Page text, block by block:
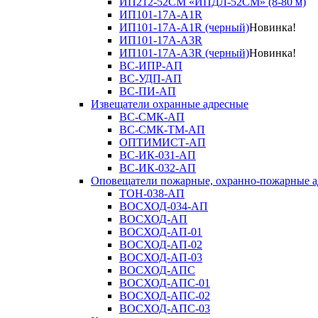
ИП101-17А-A1R
ИП101-17А-A1R (черный)Новинка!
ИП101-17А-A3R
ИП101-17А-A3R (черный)Новинка!
ВС-ИПР-АП
ВС-УДП-АП
ВС-ПИ-АП
Извещатели охранные адресные
ВС-СМК-АП
ВС-СМК-ТМ-АП
ОПТИМИСТ-АП
ВС-ИК-031-АП
ВС-ИК-032-АП
Оповещатели пожарные, охранно-пожарные
ТОН-038-АП
ВОСХОД-034-АП
ВОСХОД-АП
ВОСХОД-АП-01
ВОСХОД-АП-02
ВОСХОД-АП-03
ВОСХОД-АПС
ВОСХОД-АПС-01
ВОСХОД-АПС-02
ВОСХОД-АПС-03